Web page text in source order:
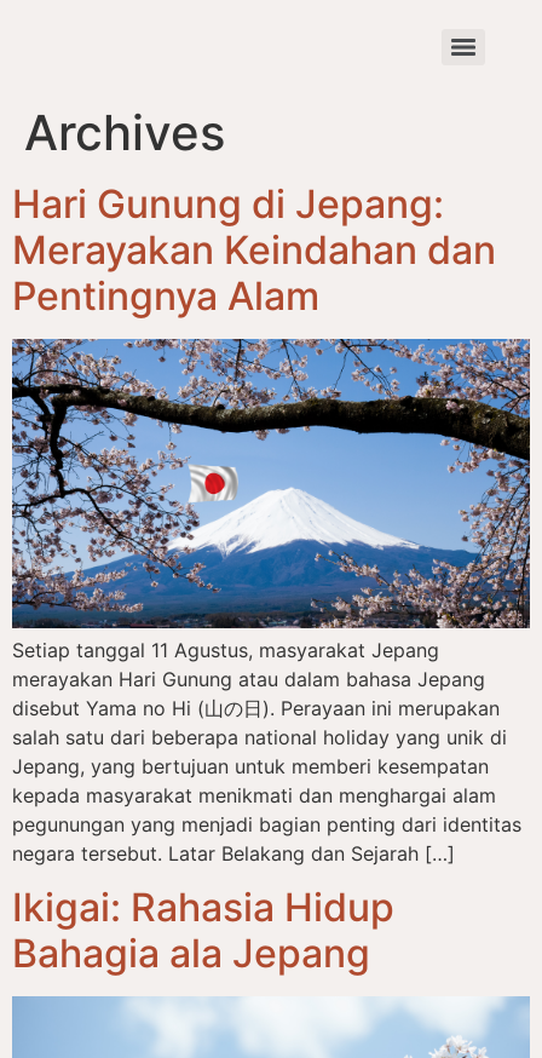
Archives
Hari Gunung di Jepang:
Merayakan Keindahan dan
Pentingnya Alam
Setiap tanggal 11 Agustus, masyarakat Jepang
merayakan Hari Gunung atau dalam bahasa Jepang
disebut Yama no Hi (山の日). Perayaan ini merupakan
salah satu dari beberapa national holiday yang unik di
Jepang, yang bertujuan untuk memberi kesempatan
kepada masyarakat menikmati dan menghargai alam
pegunungan yang menjadi bagian penting dari identitas
negara tersebut. Latar Belakang dan Sejarah […]
Ikigai: Rahasia Hidup
Bahagia ala Jepang